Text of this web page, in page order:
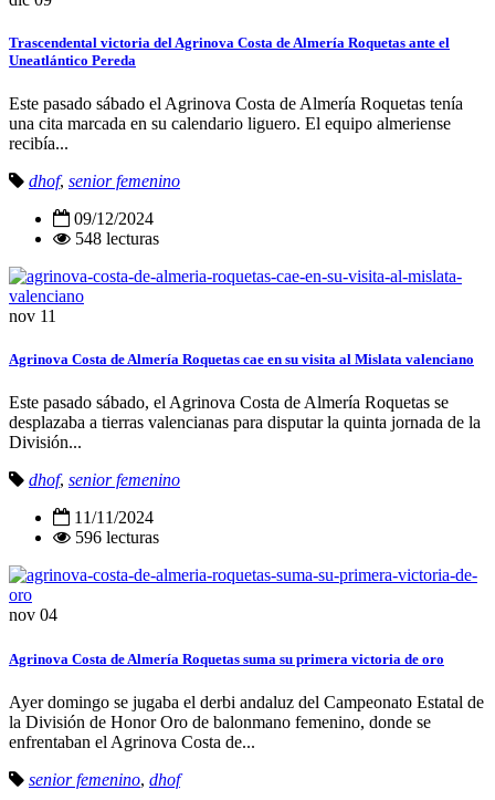
Trascendental victoria del Agrinova Costa de Almería Roquetas ante el
Uneatlántico Pereda
Este pasado sábado el Agrinova Costa de Almería Roquetas tenía
una cita marcada en su calendario liguero. El equipo almeriense
recibía...
dhof, senior femenino
09/12/2024
548 lecturas
nov 11
Agrinova Costa de Almería Roquetas cae en su visita al Mislata valenciano
Este pasado sábado, el Agrinova Costa de Almería Roquetas se
desplazaba a tierras valencianas para disputar la quinta jornada de la
División...
dhof, senior femenino
11/11/2024
596 lecturas
nov 04
Agrinova Costa de Almería Roquetas suma su primera victoria de oro
Ayer domingo se jugaba el derbi andaluz del Campeonato Estatal de
la División de Honor Oro de balonmano femenino, donde se
enfrentaban el Agrinova Costa de...
senior femenino, dhof